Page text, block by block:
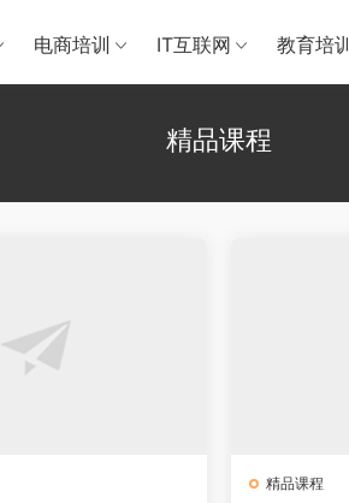
电商培训 IT互联网 教育培训
精品课程
精品课程